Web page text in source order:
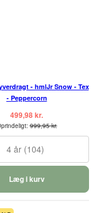
- hmlJr Snow - Tex
- Peppercorn
499,98 kr.
999,95 kr.
4 år (104)
Læg i kurv